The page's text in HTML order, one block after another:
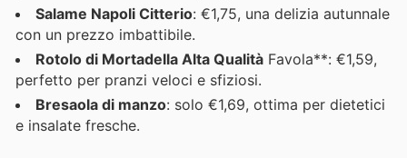
Salame Napoli Citterio: €1,75, una delizia autunnale
con un prezzo imbattibile.
Rotolo di Mortadella Alta Qualità Favola**: €1,59,
perfetto per pranzi veloci e sfiziosi.
Bresaola di manzo: solo €1,69, ottima per dietetici
e insalate fresche.